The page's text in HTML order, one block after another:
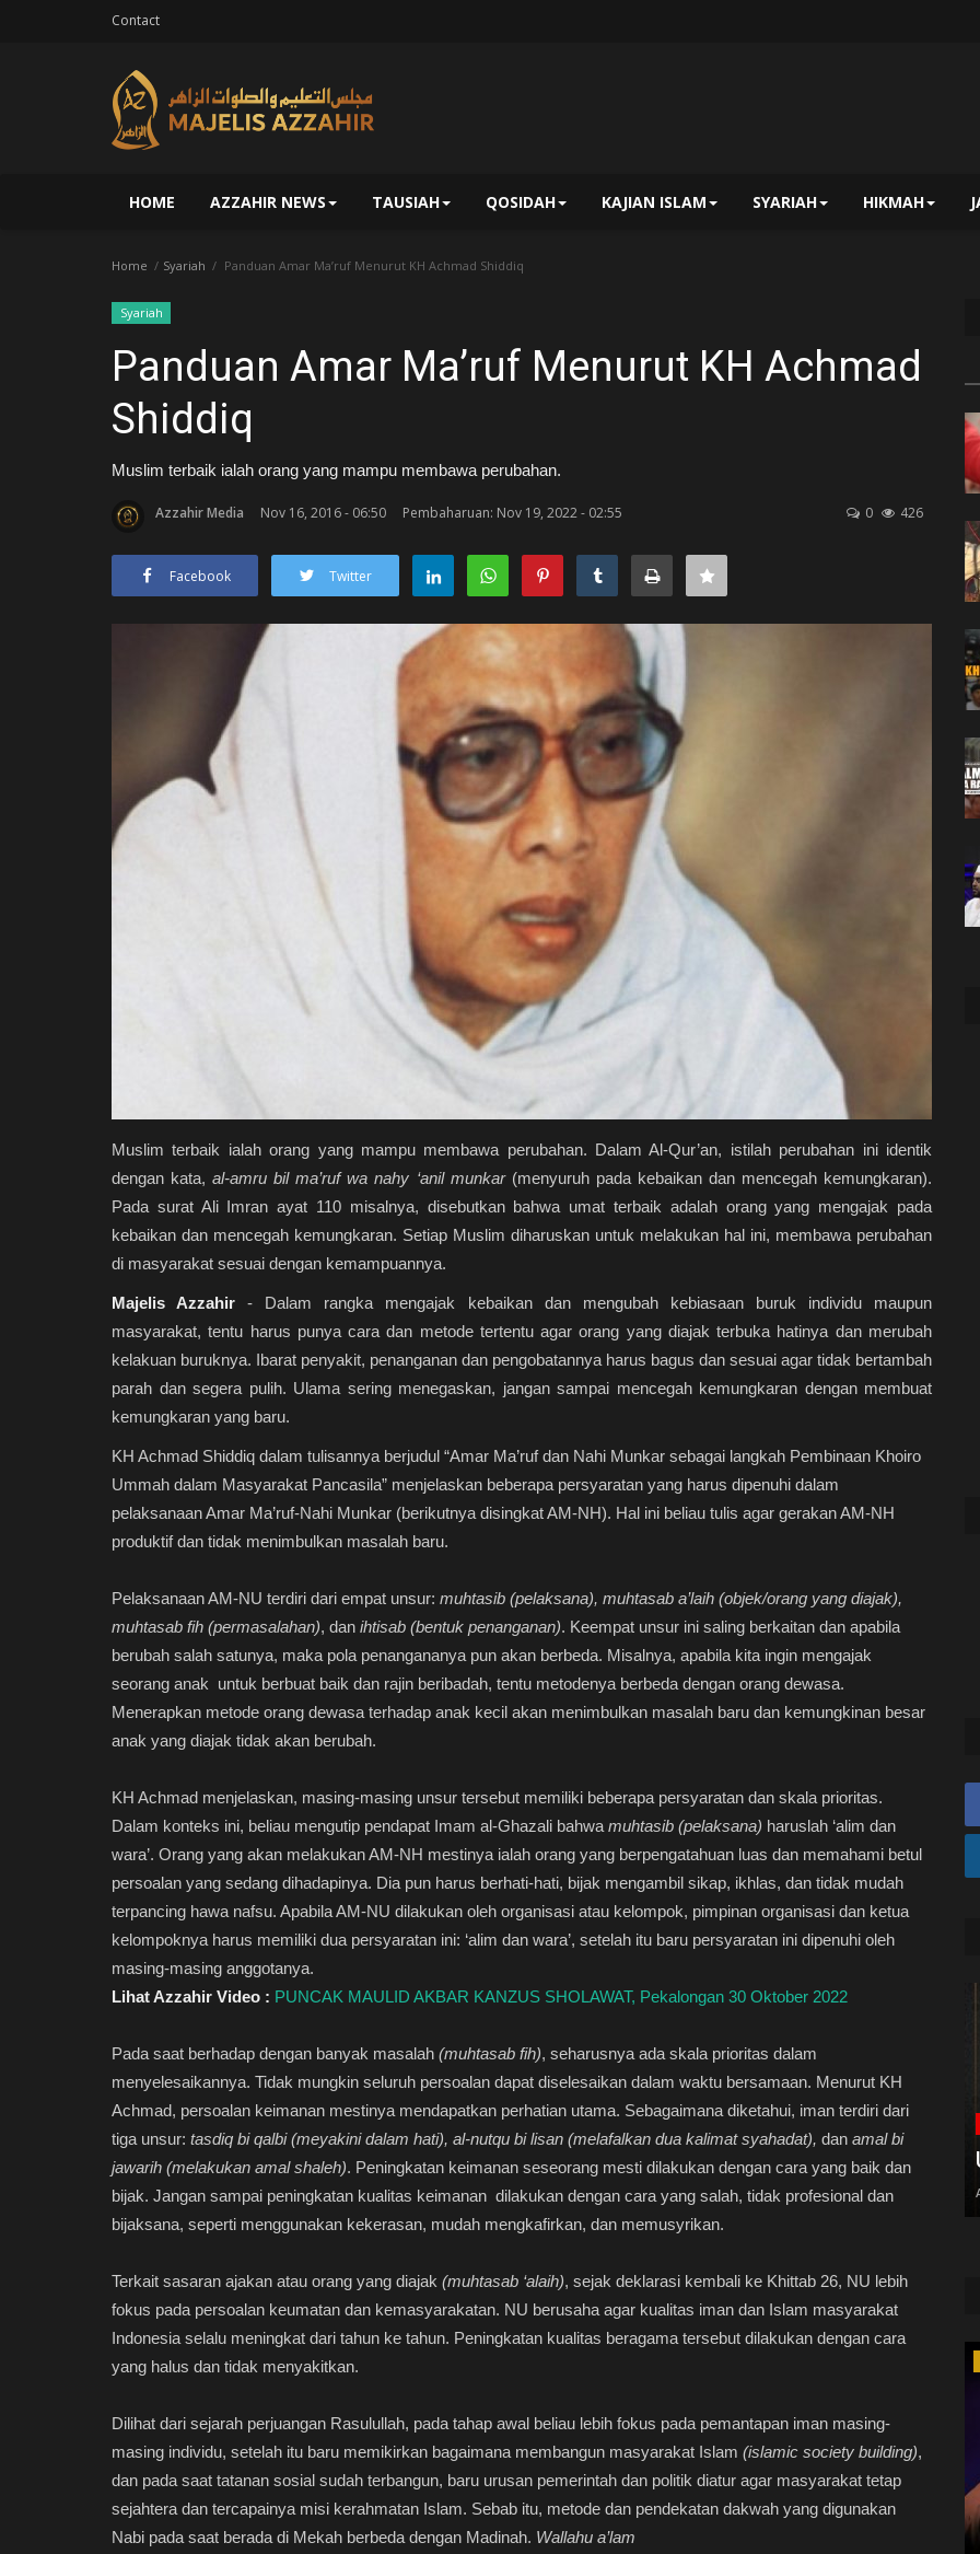
Contact
HOME AZZAHIR NEWS TAUSIAH QOSIDAH KAJIAN ISLAM SYARIAH HIKMAH
Home Syariah Panduan Amar Ma’ruf Menurut KH Achmad Shiddiq
Syariah
Panduan Amar Ma’ruf Menurut KH Achmad
Shiddiq
Muslim terbaik ialah orang yang mampu membawa perubahan.
Azzahir Media Nov 16, 2016 - 06:50 Pembaharuan: Nov 19, 2022 - 02:55 0 426
Facebook Twitter
Muslim terbaik ialah orang yang mampu membawa perubahan. Dalam Al-Qur’an, istilah perubahan ini identik
dengan kata,al-amru bil ma’ruf wa nahy ‘anil munkar (menyuruh pada kebaikan dan mencegah kemungkaran).
Pada surat Ali Imran ayat 110 misalnya, disebutkan bahwa umat terbaik adalah orang yang mengajak pada
kebaikan dan mencegah kemungkaran. Setiap Muslim diharuskan untuk melakukan hal ini, membawa perubahan
di masyarakat sesuai dengan kemampuannya.
Majelis Azzahir - Dalam rangka mengajak kebaikan dan mengubah kebiasaan buruk individu maupun
masyarakat, tentu harus punya cara dan metode tertentu agar orang yang diajak terbuka hatinya dan merubah
kelakuan buruknya. Ibarat penyakit, penanganan dan pengobatannya harus bagus dan sesuai agar tidak bertambah
parah dan segera pulih. Ulama sering menegaskan, jangan sampai mencegah kemungkaran dengan membuat
kemungkaran yang baru.
KH Achmad Shiddiq dalam tulisannya berjudul “Amar Ma’ruf dan Nahi Munkar sebagai langkah Pembinaan Khoiro
Ummah dalam Masyarakat Pancasila” menjelaskan beberapa persyaratan yang harus dipenuhi dalam
pelaksanaan Amar Ma’ruf-Nahi Munkar (berikutnya disingkat AM-NH). Hal ini beliau tulis agar gerakan AM-NH
produktif dan tidak menimbulkan masalah baru.
Pelaksanaan AM-NU terdiri dari empat unsur: muhtasib (pelaksana), muhtasab a’laih (objek/orang yang diajak),
muhtasab fih (permasalahan), dan ihtisab (bentuk penanganan). Keempat unsur ini saling berkaitan dan apabila
berubah salah satunya, maka pola penangananya pun akan berbeda. Misalnya, apabila kita ingin mengajak
seorang anak untuk berbuat baik dan rajin beribadah, tentu metodenya berbeda dengan orang dewasa.
Menerapkan metode orang dewasa terhadap anak kecil akan menimbulkan masalah baru dan kemungkinan besar
anak yang diajak tidak akan berubah.
KH Achmad menjelaskan, masing-masing unsur tersebut memiliki beberapa persyaratan dan skala prioritas.
Dalam konteks ini, beliau mengutip pendapat Imam al-Ghazali bahwa muhtasib (pelaksana) haruslah ‘alim dan
wara’. Orang yang akan melakukan AM-NH mestinya ialah orang yang berpengatahuan luas dan memahami betul
persoalan yang sedang dihadapinya. Dia pun harus berhati-hati, bijak mengambil sikap, ikhlas, dan tidak mudah
terpancing hawa nafsu. Apabila AM-NU dilakukan oleh organisasi atau kelompok, pimpinan organisasi dan ketua
kelompoknya harus memiliki dua persyaratan ini: ‘alim dan wara’, setelah itu baru persyaratan ini dipenuhi oleh
masing-masing anggotanya.
Lihat Azzahir Video : PUNCAK MAULID AKBAR KANZUS SHOLAWAT, Pekalongan 30 Oktober 2022
Pada saat berhadap dengan banyak masalah (muhtasab fih), seharusnya ada skala prioritas dalam
menyelesaikannya. Tidak mungkin seluruh persoalan dapat diselesaikan dalam waktu bersamaan. Menurut KH
Achmad, persoalan keimanan mestinya mendapatkan perhatian utama. Sebagaimana diketahui, iman terdiri dari
tiga unsur: tasdiq bi qalbi (meyakini dalam hati), al-nutqu bi lisan (melafalkan dua kalimat syahadat), dan amal bi
jawarih (melakukan amal shaleh). Peningkatan keimanan seseorang mesti dilakukan dengan cara yang baik dan
bijak. Jangan sampai peningkatan kualitas keimanan dilakukan dengan cara yang salah, tidak profesional dan
bijaksana, seperti menggunakan kekerasan, mudah mengkafirkan, dan memusyrikan.
Terkait sasaran ajakan atau orang yang diajak (muhtasab ‘alaih), sejak deklarasi kembali ke Khittab 26, NU lebih
fokus pada persoalan keumatan dan kemasyarakatan. NU berusaha agar kualitas iman dan Islam masyarakat
Indonesia selalu meningkat dari tahun ke tahun. Peningkatan kualitas beragama tersebut dilakukan dengan cara
yang halus dan tidak menyakitkan.
Dilihat dari sejarah perjuangan Rasulullah, pada tahap awal beliau lebih fokus pada pemantapan iman masing-
masing individu, setelah itu baru memikirkan bagaimana membangun masyarakat Islam (islamic society building),
dan pada saat tatanan sosial sudah terbangun, baru urusan pemerintah dan politik diatur agar masyarakat tetap
sejahtera dan tercapainya misi kerahmatan Islam. Sebab itu, metode dan pendekatan dakwah yang digunakan
Nabi pada saat berada di Mekah berbeda dengan Madinah. Wallahu a’lam
Kajian Islam